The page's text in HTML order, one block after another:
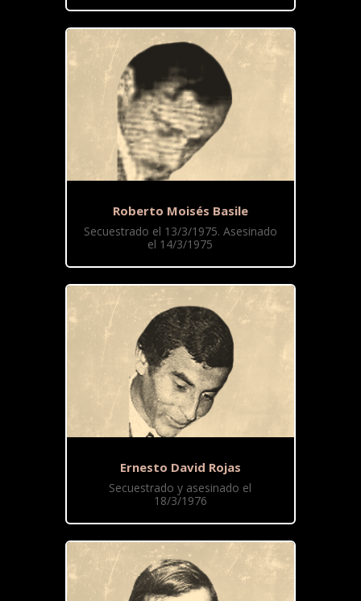
Roberto Moisés Basile
Secuestrado el 13/3/1975. Asesinado
el 14/3/1975
Ernesto David Rojas
Secuestrado y asesinado el
18/3/1976